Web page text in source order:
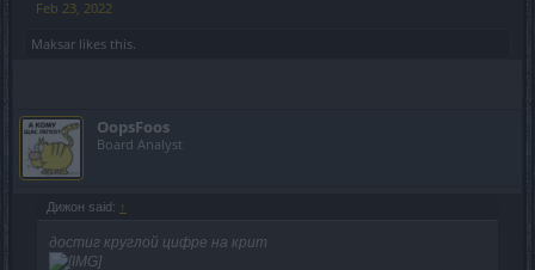
Feb 23, 2022
Maksar likes this.
OopsFoos
Board Analyst
Дижон said: ↑
достиг круглой цифре на крит